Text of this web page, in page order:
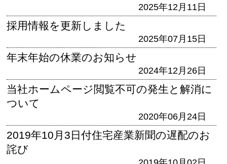
2025年12月11日
採用情報を更新しました
2025年07月15日
年末年始の休業のお知らせ
2024年12月26日
当社ホームページ閲覧不可の発生と解消に
ついて
2020年06月24日
2019年10月3日付住宅産業新聞の遅配のお
詫び